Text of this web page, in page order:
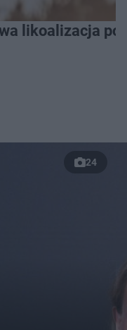
likoalizacja
24